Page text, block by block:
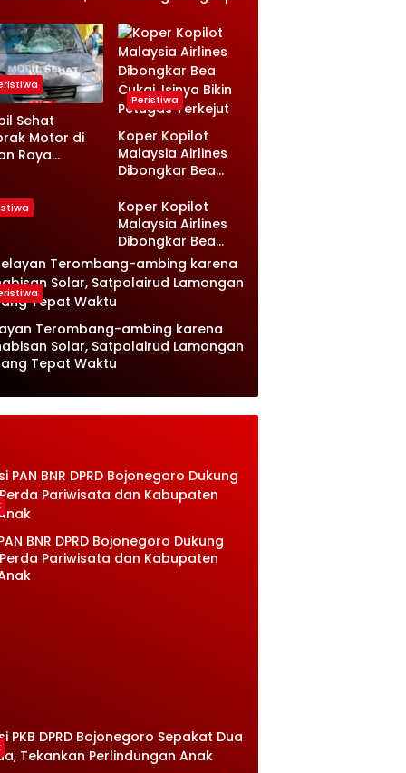
Yayasan
Sorotan
dan Rencana Jual
Rumah
Sehat
Motor di
Raya
Peristiwa
Koper Kopilot
Malaysia Airlines
Dibongkar Bea
Petugas Terkejut
Koper Kopilot
Malaysia Airlines
Dibongkar Bea
Cukai, Isinya Bikin
Petugas Terkejut
Terombang-ambing karena
Solar, Satpolairud Lamongan
Tepat Waktu
BNR DPRD Bojonegoro Dukung
Pariwisata dan Kabupaten